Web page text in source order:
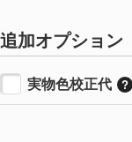
追加オプション
実物色校正代